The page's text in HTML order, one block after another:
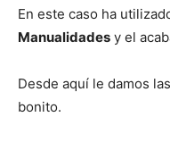
En este caso ha
Manualidades y el
Desde aquí le damos
bonito.